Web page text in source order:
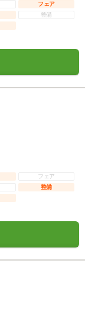
フェア
整備
フェア
整備